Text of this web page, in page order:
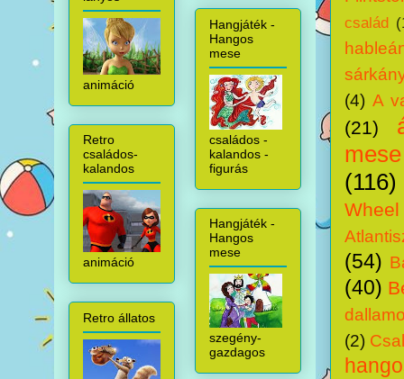
család
(4) A
(21)
mese
(116)
(54)
(40)
(2)
animáció
Retro
családos-
kalandos
animáció
Retro állatos
Hangjáték -
Hangos
mese
családos -
kalandos -
figurás
Hangjáték -
Hangos
mese
szegény-
gazdagos